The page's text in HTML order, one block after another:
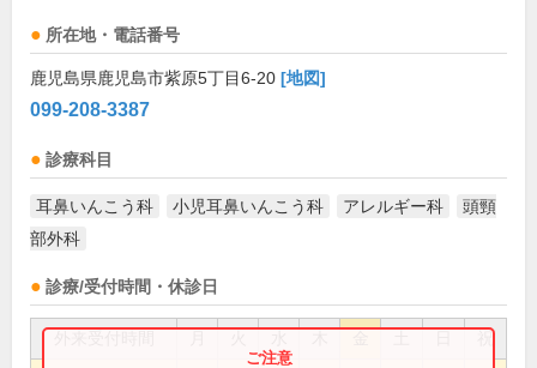
所在地・電話番号
鹿児島県鹿児島市紫原5丁目6-20 [地図]
099-208-3387
診療科目
耳鼻いんこう科 小児耳鼻いんこう科 アレルギー科
頭頸
部外科
診療/受付時間・休診日
祝